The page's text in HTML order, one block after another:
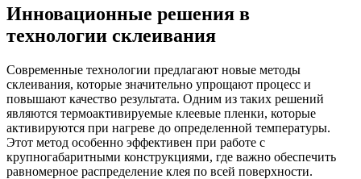
Инновационные решения в
технологии склеивания
Современные технологии предлагают новые методы
склеивания, которые значительно упрощают процесс и
повышают качество результата. Одним из таких решений
являются термоактивируемые клеевые пленки, которые
активируются при нагреве до определенной температуры.
Этот метод особенно эффективен при работе с
крупногабаритными конструкциями, где важно обеспечить
равномерное распределение клея по всей поверхности.